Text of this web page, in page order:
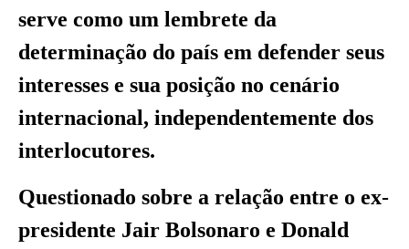
serve como um lembrete da
determinação do país em defender seus
interesses e sua posição no cenário
internacional, independentemente dos
interlocutores.
Questionado sobre a relação entre o ex-
presidente Jair Bolsonaro e Donald